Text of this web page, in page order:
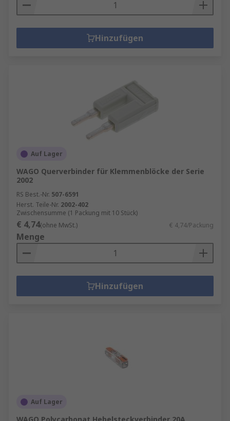
Hinzufügen
Auf Lager
WAGO Querverbinder für Klemmenblöcke der Serie
2002
RS Best.-Nr. 507-6591
Herst. Teile-Nr. 2002-402
Zwischensumme (1 Packung mit 10 Stück)
€ 4,74(ohne MwSt.) € 4,74/Packung
Menge
Hinzufügen
Auf Lager